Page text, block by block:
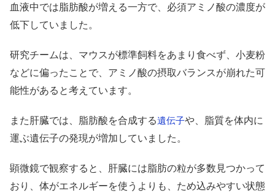
血液中では脂肪酸が増える一方で、必須アミノ酸の濃度が
低下していました。
研究チームは、マウスが標準飼料をあまり食べず、小麦粉
などに偏ったことで、アミノ酸の摂取バランスが崩れた可
能性があると考えています。
また肝臓では、脂肪酸を合成する遺伝子や、脂質を体内に
運ぶ遺伝子の発現が増加していました。
顕微鏡で観察すると、肝臓には脂肪の粒が多数見つかって
おり、体がエネルギーを使うよりも、ため込みやすい状態